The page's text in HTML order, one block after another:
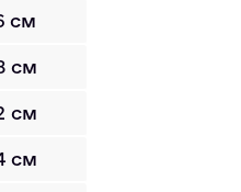
см
см
см
см